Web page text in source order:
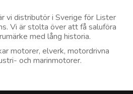
vi distributör i Sverige för Lister
Vi är stolta över att få saluföra
med lång historia.
motorer, elverk, motordrivna
och marinmotorer.